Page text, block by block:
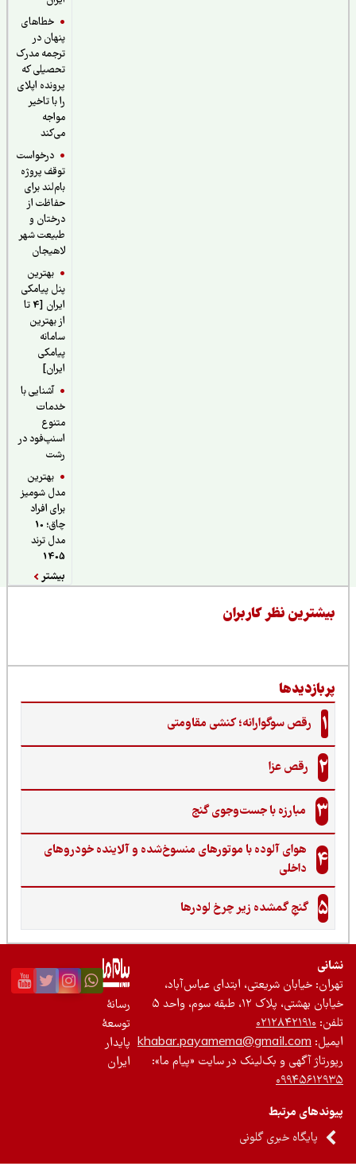
خطاهای
پنهان در
ترجمه مدرک
تحصیلی که
پرونده اپلای
را با تاخیر
درخواست
توقف پروژه
بام‌لند برای
حفاظت از
درختان و
طبیعت شهر
لاهیجان
بهترین
پنل پیامکی
ایران [4 تا
از بهترین
سامانه
پیامکی
آشنایی با
خدمات
اسنپ‌فود در
بهترین
مدل شومیز
برای افراد
چاق؛ 10
مدل ترند
نظر کاربران
رقص سوگوارانه؛ کنشی مقاومتی
رقص عزا
مبارزه با جست‌وجوی گنج‌
هوای آلوده با موتورهای منسوخ‌شده و آلاینده خودروهای
داخلی
گنجِ گمشده زیر چرخ لودرها
خیابان شریعتی، ابتدای عباس‌آباد،
بهشتی، پلاک ۱۲، طبقه سوم، واحد ۵
۰۲۱۲۸۴۲۱۹۱۰
khabar.payamema@gmail.com
آگهی و بک‌لینک در سایت «پیام ما»:
مرتبط
پایگاه خبری گلونی
رسانۀ
توسعۀ
پایدار
ایران